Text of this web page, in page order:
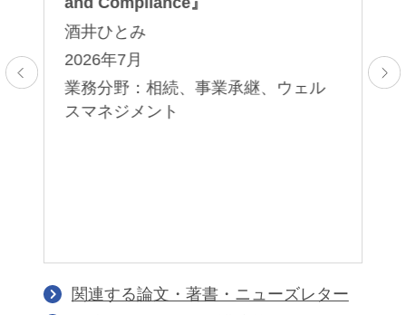
酒井ひとみ
2026年7月
業務分野：相続、事業承継、ウェル
スマネジメント
関連する論文・著書・ニューズレター